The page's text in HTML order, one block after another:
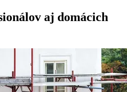
aj domácich